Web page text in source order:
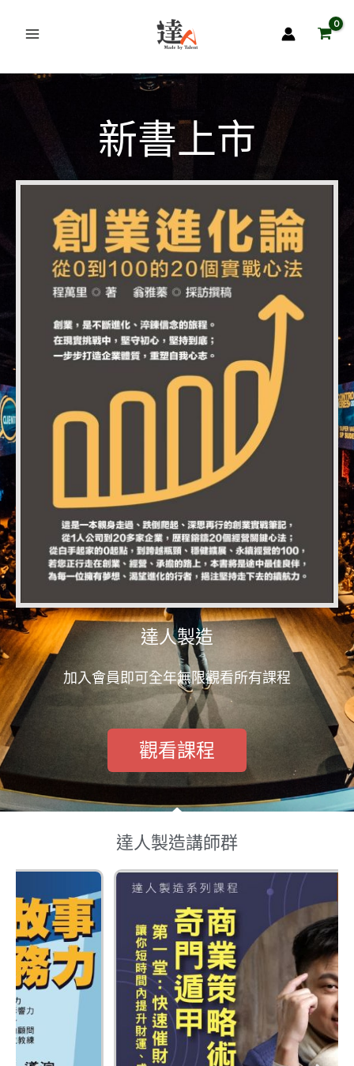
要
新書上市
達人製造
加入會員即可全年無限觀看所有課程
觀看課程
達人製造講師群